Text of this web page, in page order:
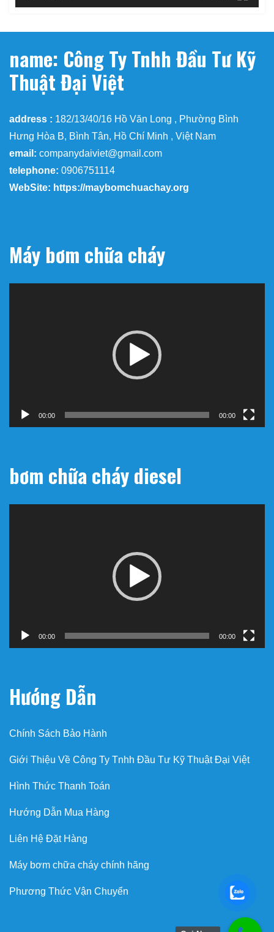
name: Công Ty Tnhh Đầu Tư Kỹ
Thuật Đại Việt
address : 182/13/40/16 Hồ Văn Long , Phường Bình
Hưng Hòa B, Bình Tân, Hồ Chí Minh , Việt Nam
email: companydaiviet@gmail.com
telephone: 0906751114
WebSite: https://maybomchuachay.org
Máy bơm chữa cháy
00:00 00:00
bơm chữa cháy diesel
00:00 00:00
Hướng Dẫn
Chính Sách Bảo Hành
Giới Thiệu Về Công Ty Tnhh Đầu Tư Kỹ Thuật Đại Việt
Hình Thức Thanh Toán
Hướng Dẫn Mua Hàng
Liên Hệ Đặt Hàng
Máy bơm chữa cháy chính hãng
Phương Thức Vận Chuyển